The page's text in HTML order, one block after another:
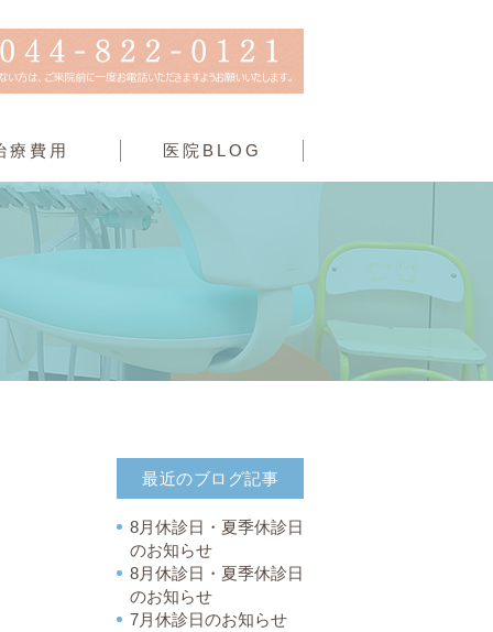
療費用 医院BLOG
最近のブログ記事
8月休診日・夏季休診日
のお知らせ
8月休診日・夏季休診日
のお知らせ
7月休診日のお知らせ